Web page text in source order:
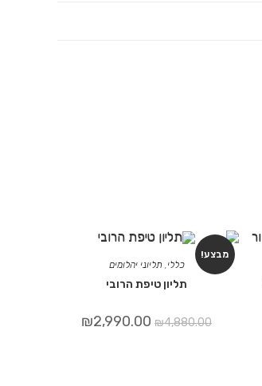
מבצע!
כללי, תליוני יהלומים
תליון טיפת הרובי
₪4,880.00
₪2,990.00